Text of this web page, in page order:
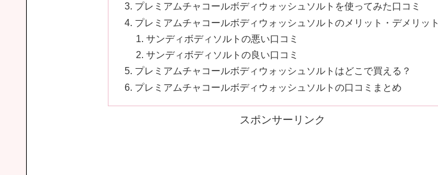
プレミアムチャコールボディウォッシュソルトを使ってみた口コミ
プレミアムチャコールボディウォッシュソルトのメリット・デメリット
サンディボディソルトの悪い口コミ
サンディボディソルトの良い口コミ
プレミアムチャコールボディウォッシュソルトはどこで買える？
プレミアムチャコールボディウォッシュソルトの口コミまとめ
スポンサーリンク